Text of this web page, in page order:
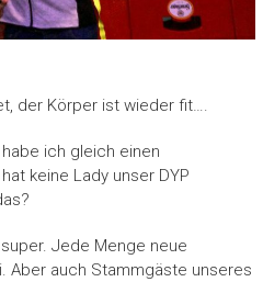
der Körper ist wieder fit….
ich gleich einen
keine Lady unser DYP
Jede Menge neue
Aber auch Stammgäste unseres